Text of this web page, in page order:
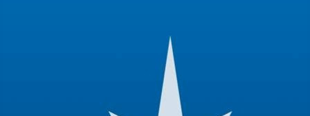
паводковой обстановка
в Красноярском крае 15